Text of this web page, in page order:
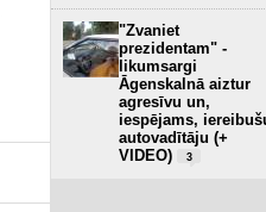
Ceļu satiksmes
drošības jomā saskata
vietu vērā ņemamiem
uzlabojumiem
19
"Zvaniet
prezidentam" -
likumsargi
Āgenskalnā aiztur
agresīvu un,
iespējams,
autovadītāju (+
VIDEO)
3